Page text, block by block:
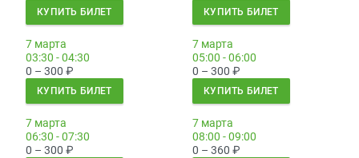
КУПИТЬ БИЛЕТ КУПИТЬ БИЛЕТ
7 марта
03:30 - 04:30
0 – 300 ₽
КУПИТЬ БИЛЕТ
7 марта
05:00 - 06:00
0 – 300 ₽
КУПИТЬ БИЛЕТ
7 марта
06:30 - 07:30
0 – 300 ₽
7 марта
08:00 - 09:00
0 – 360 ₽